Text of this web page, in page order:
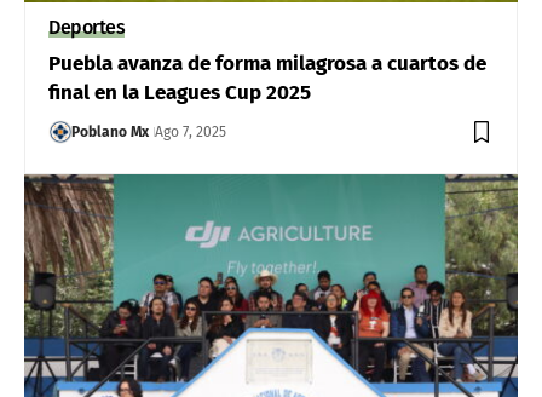
Deportes
Puebla avanza de forma milagrosa a cuartos de
final en la Leagues Cup 2025
Poblano Mx Ago 7, 2025